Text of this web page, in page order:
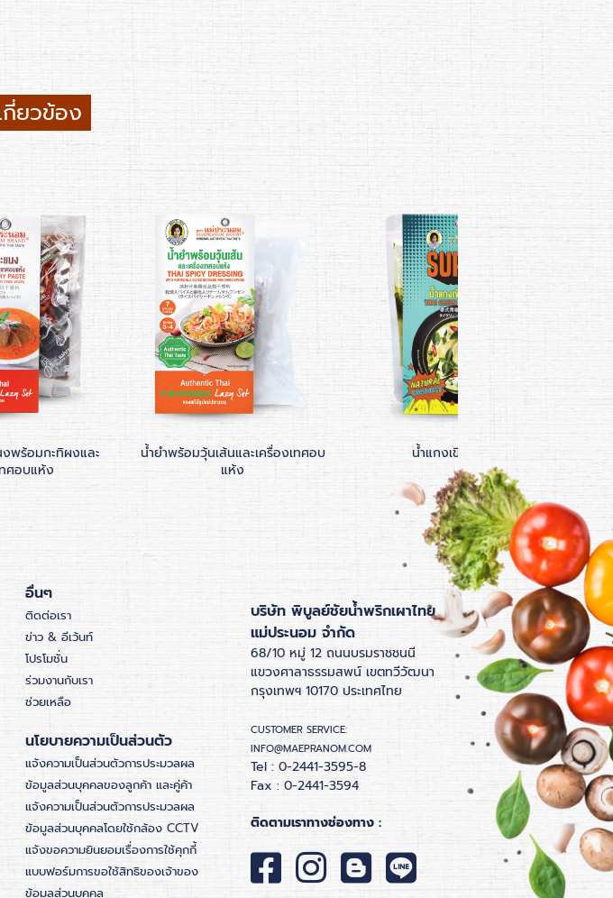
กี่ยวข้อง
พร้อมกะทิผงและ
ศอบแห้ง
น้ำยำพร้อมวุ้นเส้นและเครื่องเทศอบ
แห้ง
น้ำแกงเขียวหวาน
อื่นๆ
ติดต่อเรา
ข่าว & อีเว้นท์
โปรโมชั่น
ร่วมงานกับเรา
ช่วยเหลือ
นโยบายความเป็นส่วนตัว
แจ้งความเป็นส่วนตัวการประมวลผล
ข้อมูลส่วนบุคคลของลูกค้า และคู่ค้า
แจ้งความเป็นส่วนตัวการประมวลผล
ข้อมูลส่วนบุคคลโดยใช้กล้อง CCTV
แจ้งขอความยินยอมเรื่องการใช้คุกกี้
แบบฟอร์มการขอใช้สิทธิของเจ้าของ
ข้อมูลส่วนบุคคล
บริษัท พิบูลย์ชัยน้ำพริกเผาไทย
แม่ประนอม จำกัด
68/10 หมู่ 12 ถนนบรมราชชนนี
แขวงศาลาธรรมสพน์ เขตทวีวัฒนา
กรุงเทพฯ 10170 ประเทศไทย
CUSTOMER SERVICE:
INFO@MAEPRANOM.COM
Tel : 0-2441-3595-8
Fax : 0-2441-3594
ติดตามเราทางช่องทาง :